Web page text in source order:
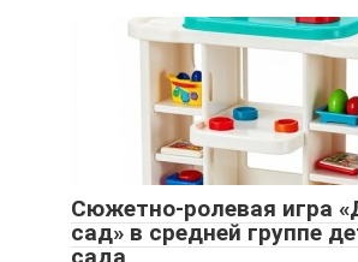
Сюжетно-ролевая игра
сад» в средней группе
сада